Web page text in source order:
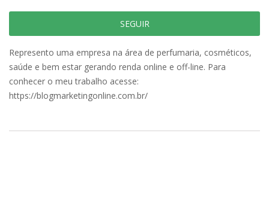
SEGUIR
Represento uma empresa na área de perfumaria, cosméticos,
saúde e bem estar gerando renda online e off-line. Para
conhecer o meu trabalho acesse:
https://blogmarketingonline.com.br/